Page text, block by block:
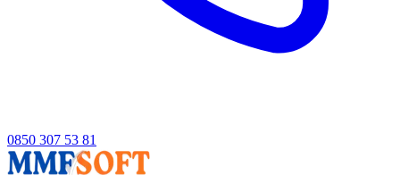
0850 307 53 81